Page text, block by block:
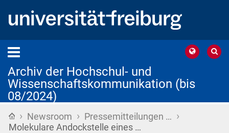
Archiv der Hochschul- und
Wissenschaftskommunikation (bis
08/2024)
Startseite
› Newsroom › Pressemitteilungen … ›
Molekulare Andockstelle eines …